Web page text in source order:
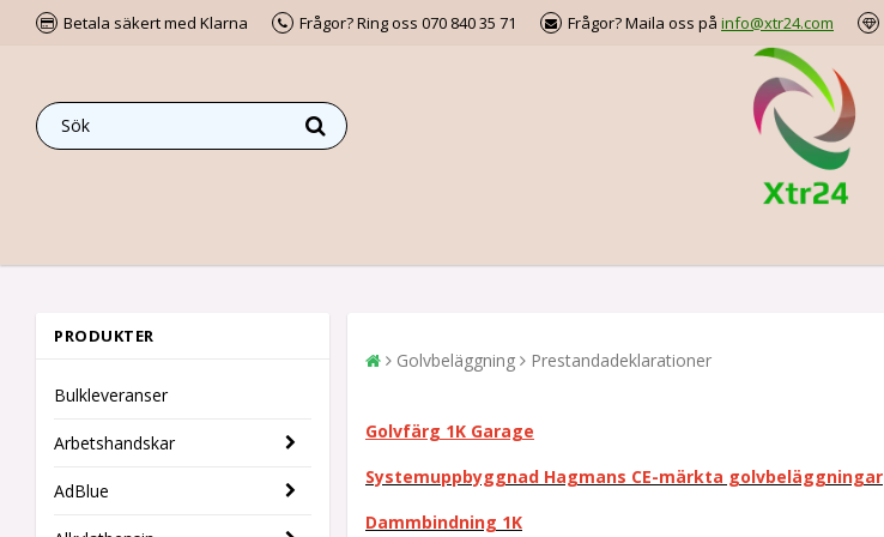
Betala säkert med Klarna Frågor? Ring oss 070 840 35 71 Frågor? Maila oss på info@xtr24.com
PRODUKTER
Bulkleveranser
Arbetshandskar
AdBlue
Golvbeläggning Prestandadeklarationer
Golvfärg 1K Garage
Systemuppbyggnad Hagmans CE-märkta golvbeläggningar
Dammbindning 1K